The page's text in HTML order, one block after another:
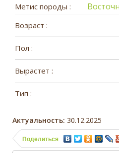
Метис породы :
Возраст :
Пол :
Вырастет :
Тип :
Актуальность: 30.12.2025
Поделиться